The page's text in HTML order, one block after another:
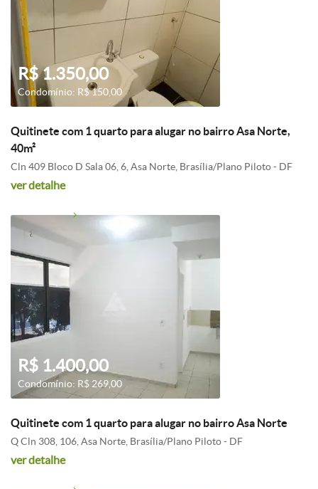
R$ 1.350,00
Condomínio: R$ 150,00
Quitinete com 1 quarto para alugar no bairro Asa Norte,
40m²
Cln 409 Bloco D Sala 06, 6, Asa Norte, Brasília/Plano Piloto - DF
ver detalhe
R$ 1.400,00
Condomínio: R$ 269,00
Quitinete com 1 quarto para alugar no bairro Asa Norte
Q Cln 308, 106, Asa Norte, Brasília/Plano Piloto - DF
ver detalhe